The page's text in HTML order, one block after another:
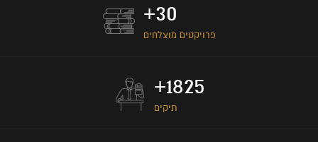
30
+
פרויקטים מוצלחים
1825
+
תיקים